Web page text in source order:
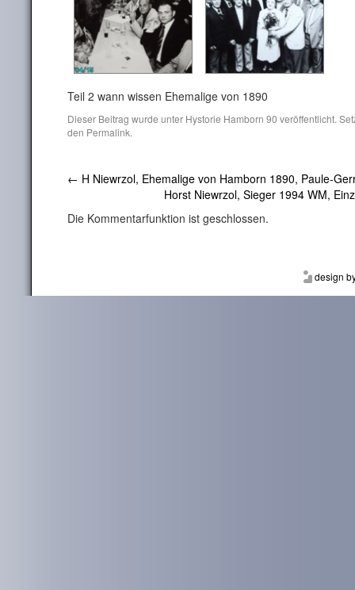
Teil 2 wann wissen Ehemalige von 1890
Dieser Beitrag wurde unter Hystorie Hamborn 90 veröffentlicht.
den Permalink.
← H Niewrzol, Ehemalige von Hamborn 1890, Paule-
Horst Niewrzol, Sieger 1994 WM,
Die Kommentarfunktion ist geschlossen.
design